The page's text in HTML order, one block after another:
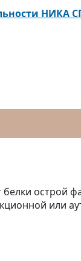
НИКА
острой
или